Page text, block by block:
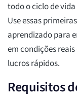
todo o ciclo de
Use essas
aprendizado para
em condições
lucros rápidos.
Requisitos